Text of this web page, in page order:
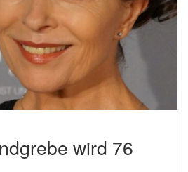
wird 76